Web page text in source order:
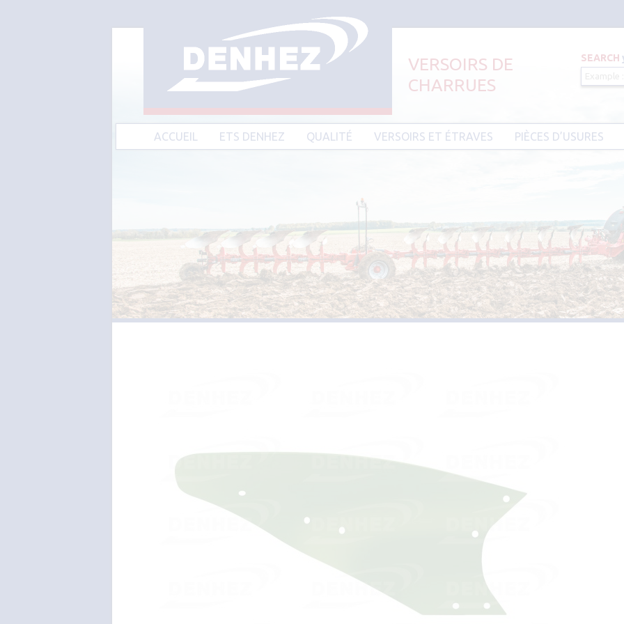
VERSOIRS DE
CHARRUES
SEARCH
Aller au contenu principal
ACCUEIL ETS DENHEZ QUALITÉ VERSOIRS ET ÉTRAVES
VERSOIRS ET ÉTRAVES TYPE DURO
VERSOIRS ET ÉTRAVES TYPE EBRA
VERSOIRS ET ÉTRAVES TYPE GOIZIN
VERSOIRS ET ÉTRAVES TYPE GRÉGOIRE
BESSON
VERSOIRS ET ÉTRAVES TYPE POTTINGER
VERSOIRS ET ÉTRAVES TYPE RABEWERK
VERSOIRS ET ÉTRAVES TYPE RANSOMES
VERSOIRS ET ÉTRAVES TYPE SOUCHU
VERSOIRS TYPE BONNEL
PIÈCES D’USURES
PIÈCES D’USURES TYPE
PIÈCES D’USURES TYPE IH
PIÈCES D’USURES TYPE
PIÈCES D’USURES TYPE
PIÈCES D’USURES TYPE
PIÈCES D’USURES TYPE
PIÈCES D’USURES TYPE